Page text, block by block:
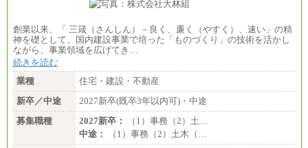
創業以来、「 三箴（さんしん）－良く、廉く（やすく）、速い」の精
神を礎として、国内建設事業で培った「ものづくり」の技術を活かし
ながら、事業領域を広げてき…
続きを読む
業種
住宅・建設・不動産
新卒／中途
2027新卒(既卒3年以内可)・中途
募集職種
2027新卒：
（1）事務（2）土…
中途：
（1）事務（2）土木（…